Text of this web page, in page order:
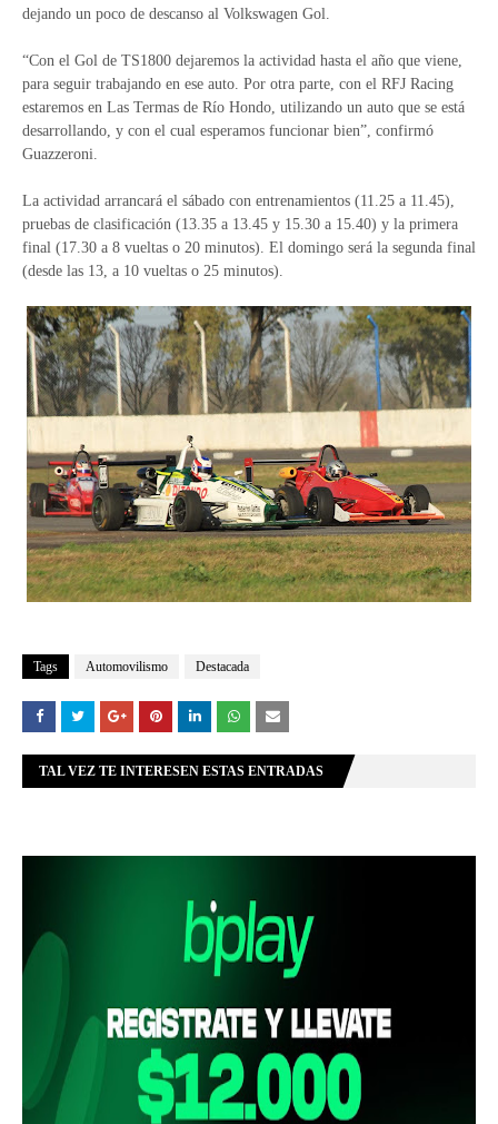
dejando un poco de descanso al Volkswagen Gol.
“Con el Gol de TS1800 dejaremos la actividad hasta el año que viene,
para seguir trabajando en ese auto. Por otra parte, con el RFJ Racing
estaremos en Las Termas de Río Hondo, utilizando un auto que se está
desarrollando, y con el cual esperamos funcionar bien”, confirmó
Guazzeroni.
La actividad arrancará el sábado con entrenamientos (11.25 a 11.45),
pruebas de clasificación (13.35 a 13.45 y 15.30 a 15.40) y la primera
final (17.30 a 8 vueltas o 20 minutos). El domingo será la segunda final
(desde las 13, a 10 vueltas o 25 minutos).
Tags Automovilismo Destacada
TAL VEZ TE INTERESEN ESTAS ENTRADAS